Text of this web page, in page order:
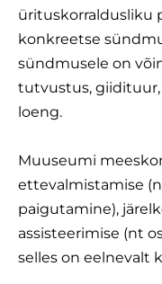
ürituskorraldusliku
konkreetse
sündmusele on
tutvustus,
loeng.
Muuseumi
ettevalmistamise
paigutamine),
assisteerimise (nt
selles on eelnevalt